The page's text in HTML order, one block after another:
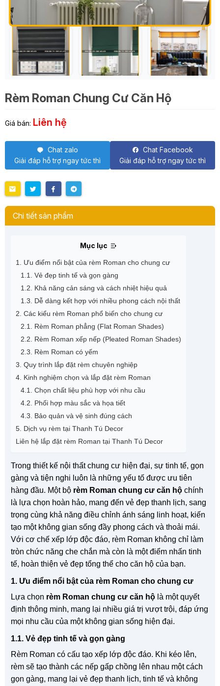
Rèm Roman Chung Cư Căn Hộ
Giá bán: Liên hệ
Chat zalo
Giải đáp hỗ trợ ngay tức thì
Chat Facebook
Giải đáp hỗ trợ ngay tức thì
Chi tiết sản phẩm
Mục lục
1. Ưu điểm nổi bật của rèm Roman cho chung cư
1.1. Vẻ đẹp tinh tế và gọn gàng
1.2. Khả năng cản sáng và cách nhiệt hiệu quả
1.3. Dễ dàng kết hợp với nhiều phong cách nội thất
2. Các kiểu rèm Roman phổ biến cho chung cư
2.1. Rèm Roman phẳng (Flat Roman Shades)
2.2. Rèm Roman xếp nếp (Pleated Roman Shades)
2.3. Rèm Roman có yếm
3. Quy trình lắp đặt rèm chuyên nghiệp
4. Kinh nghiệm chọn và lắp đặt rèm Roman
4.1. Chọn chất liệu phù hợp với nhu cầu
4.2. Phối hợp màu sắc và họa tiết
4.3. Bảo quản và vệ sinh đúng cách
5. Dịch vụ rèm tại Thanh Tú Decor
Liên hệ lắp đặt rèm Roman tại Thanh Tú Decor
Trong thiết kế nội thất chung cư hiện đại, sự tinh tế, gọn
gàng và tiện nghi luôn là những yếu tố được ưu tiên
hàng đầu. Một bộ rèm Roman chung cư căn hộ chính
là lựa chọn hoàn hảo, mang đến vẻ đẹp thanh lịch, sang
trọng cùng khả năng điều chỉnh ánh sáng linh hoạt, kiến
tạo một không gian sống đầy phong cách và thoải mái.
Với cơ chế xếp lớp độc đáo, rèm Roman không chỉ làm
tròn chức năng che chắn mà còn là một điểm nhấn tinh
tế, hoàn thiện vẻ đẹp tổng thể cho căn hộ của bạn.
1. Ưu điểm nổi bật của rèm Roman cho chung cư
Lựa chọn rèm Roman chung cư căn hộ là một quyết
định thông minh, mang lại nhiều giá trị vượt trội, đáp ứng
mọi nhu cầu của một không gian sống hiện đại.
1.1. Vẻ đẹp tinh tế và gọn gàng
Rèm Roman có cấu tạo xếp lớp độc đáo. Khi kéo lên,
rèm sẽ tạo thành các nếp gấp chồng lên nhau một cách
gọn gàng, mang lại vẻ đẹp thanh lịch, tinh tế và không